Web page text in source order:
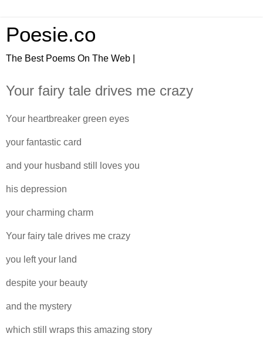
Poesie.co
The Best Poems On The Web |
Your fairy tale drives me crazy
Your heartbreaker green eyes
your fantastic card
and your husband still loves you
his depression
your charming charm
Your fairy tale drives me crazy
you left your land
despite your beauty
and the mystery
which still wraps this amazing story